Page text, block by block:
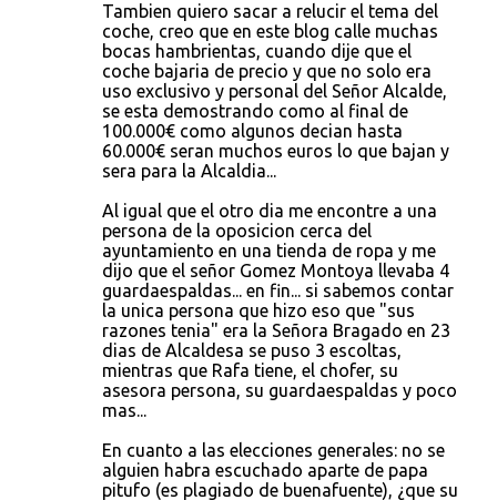
Tambien quiero sacar a relucir el tema del
coche, creo que en este blog calle muchas
bocas hambrientas, cuando dije que el
coche bajaria de precio y que no solo era
uso exclusivo y personal del Señor Alcalde,
se esta demostrando como al final de
100.000€ como algunos decian hasta
60.000€ seran muchos euros lo que bajan y
sera para la Alcaldia...
Al igual que el otro dia me encontre a una
persona de la oposicion cerca del
ayuntamiento en una tienda de ropa y me
dijo que el señor Gomez Montoya llevaba 4
guardaespaldas... en fin... si sabemos contar
la unica persona que hizo eso que "sus
razones tenia" era la Señora Bragado en 23
dias de Alcaldesa se puso 3 escoltas,
mientras que Rafa tiene, el chofer, su
asesora persona, su guardaespaldas y poco
mas...
En cuanto a las elecciones generales: no se
alguien habra escuchado aparte de papa
pitufo (es plagiado de buenafuente), ¿que su